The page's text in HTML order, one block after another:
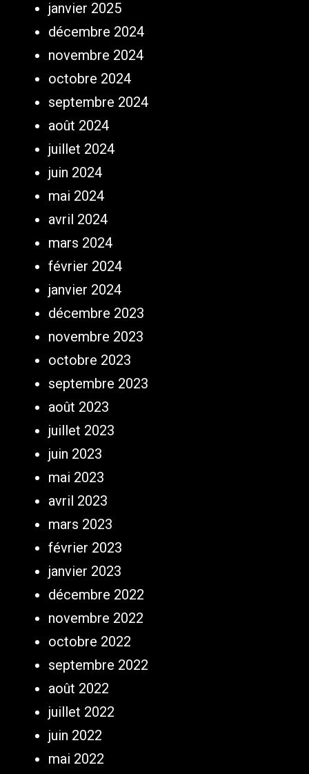
janvier 2025
décembre 2024
novembre 2024
octobre 2024
septembre 2024
août 2024
juillet 2024
juin 2024
mai 2024
avril 2024
mars 2024
février 2024
janvier 2024
décembre 2023
novembre 2023
octobre 2023
septembre 2023
août 2023
juillet 2023
juin 2023
mai 2023
avril 2023
mars 2023
février 2023
janvier 2023
décembre 2022
novembre 2022
octobre 2022
septembre 2022
août 2022
juillet 2022
juin 2022
mai 2022